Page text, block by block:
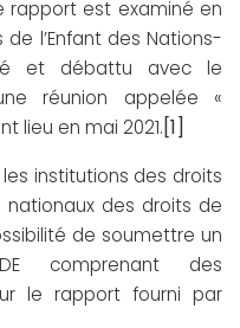
rapport est examiné en
l’Enfant des Nations-
et débattu avec le
réunion appelée «
lieu en mai 2021.[1]
institutions des droits
nationaux des droits de
de soumettre un
comprenant des
le rapport fourni par